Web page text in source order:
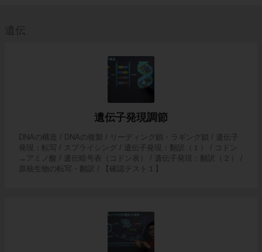
遺伝
遺伝子発現調節
DNAの構造 / DNAの複製 / リーディング鎖・ラギング鎖 / 遺伝子
発現：転写 / スプライシング / 遺伝子発現：翻訳（１） / コドン
→アミノ酸 / 遺伝暗号表（コドン表） / 遺伝子発現：翻訳（２） /
原核生物の転写・翻訳 / 【確認テスト１】